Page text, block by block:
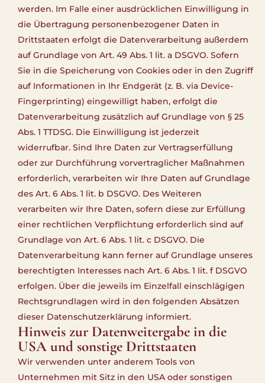
werden. Im Falle einer ausdrücklichen Einwilligung in
die Übertragung personenbezogener Daten in
Drittstaaten erfolgt die Datenverarbeitung außerdem
auf Grundlage von Art. 49 Abs. 1 lit. a DSGVO. Sofern
Sie in die Speicherung von Cookies oder in den Zugriff
auf Informationen in Ihr Endgerät (z. B. via Device-
Fingerprinting) eingewilligt haben, erfolgt die
Datenverarbeitung zusätzlich auf Grundlage von § 25
Abs. 1 TTDSG. Die Einwilligung ist jederzeit
widerrufbar. Sind Ihre Daten zur Vertragserfüllung
oder zur Durchführung vorvertraglicher Maßnahmen
erforderlich, verarbeiten wir Ihre Daten auf Grundlage
des Art. 6 Abs. 1 lit. b DSGVO. Des Weiteren
verarbeiten wir Ihre Daten, sofern diese zur Erfüllung
einer rechtlichen Verpflichtung erforderlich sind auf
Grundlage von Art. 6 Abs. 1 lit. c DSGVO. Die
Datenverarbeitung kann ferner auf Grundlage unseres
berechtigten Interesses nach Art. 6 Abs. 1 lit. f DSGVO
erfolgen. Über die jeweils im Einzelfall einschlägigen
Rechtsgrundlagen wird in den folgenden Absätzen
dieser Datenschutzerklärung informiert.
Hinweis zur Datenweitergabe in die
USA und sonstige Drittstaaten
Wir verwenden unter anderem Tools von
Unternehmen mit Sitz in den USA oder sonstigen